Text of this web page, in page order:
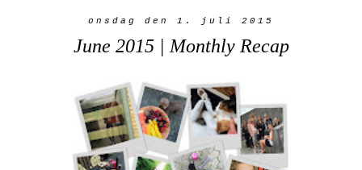
onsdag den 1. juli 2015
June 2015 | Monthly Recap